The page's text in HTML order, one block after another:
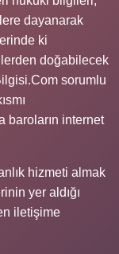
dayanarak
ki
doğabilecek
sorumlu
baroların internet
hizmeti almak
yer aldığı
iletişime